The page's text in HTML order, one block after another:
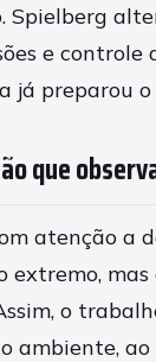
e
já preparou
que
atenção a
extremo,
o
ambiente,